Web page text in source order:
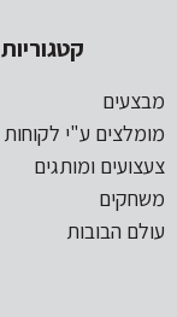
קטגוריות
מבצעים
מומלצים ע"י לקוחות
צעצועים ומותגים
משחקים
עולם הבובות